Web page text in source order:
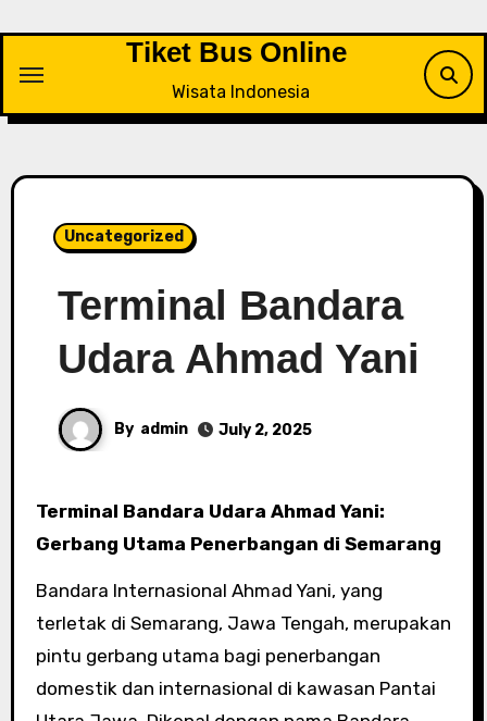
content
Tiket Bus Online
Wisata Indonesia
Uncategorized
Terminal Bandara
Udara Ahmad Yani
By admin July 2, 2025
Terminal Bandara Udara Ahmad Yani:
Gerbang Utama Penerbangan di Semarang
Bandara Internasional Ahmad Yani, yang
terletak di Semarang, Jawa Tengah, merupakan
pintu gerbang utama bagi penerbangan
domestik dan internasional di kawasan Pantai